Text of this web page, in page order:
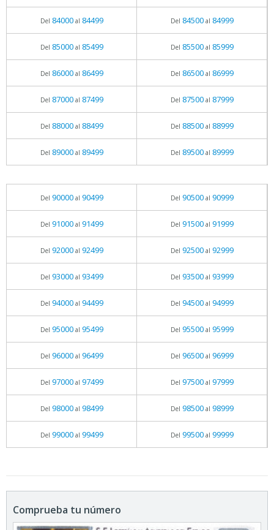
Del 84000al 84499 Del 84500al 84999
Del 85000al 85499 Del 85500al 85999
Del 86000al 86499 Del 86500al 86999
Del 87000al 87499 Del 87500al 87999
Del 88000al 88499 Del 88500al 88999
Del 89000al 89499 Del 89500al 89999
Del 90000al 90499 Del 90500al 90999
Del 91000al 91499 Del 91500al 91999
Del 92000al 92499 Del 92500al 92999
Del 93000al 93499 Del 93500al 93999
Del 94000al 94499 Del 94500al 94999
Del 95000al 95499 Del 95500al 95999
Del 96000al 96499 Del 96500al 96999
Del 97000al 97499 Del 97500al 97999
Del 98000al 98499 Del 98500al 98999
Del 99000al 99499 Del 99500al 99999
Comprueba tu número